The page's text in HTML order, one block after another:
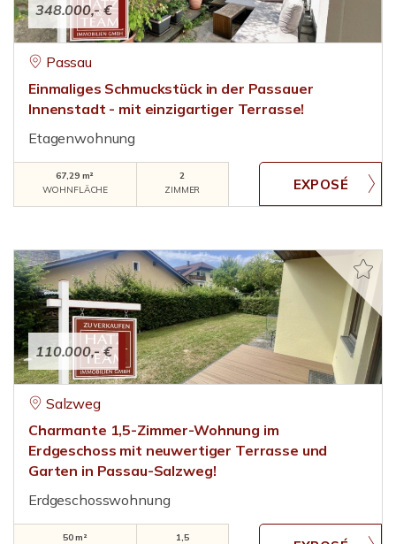
348.000,- €
Passau
Einmaliges Schmuckstück in der Passauer
Innenstadt - mit einzigartiger Terrasse!
Etagenwohnung
67,29 m²
WOHNFLÄCHE
2
ZIMMER
110.000,- €
Salzweg
Charmante 1,5-Zimmer-Wohnung im
Erdgeschoss mit neuwertiger Terrasse und
Garten in Passau-Salzweg!
Erdgeschosswohnung
50 m²
1,5